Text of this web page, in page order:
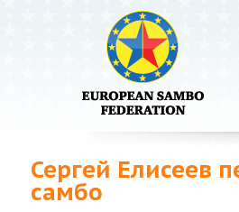
Сергей Елисеев
самбо